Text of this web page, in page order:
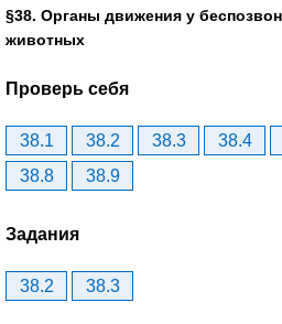
§38. Органы движения у
животных
Проверь себя
38.1 38.2 38.3 38.4
38.8
38.9
Задания
38.2 38.3